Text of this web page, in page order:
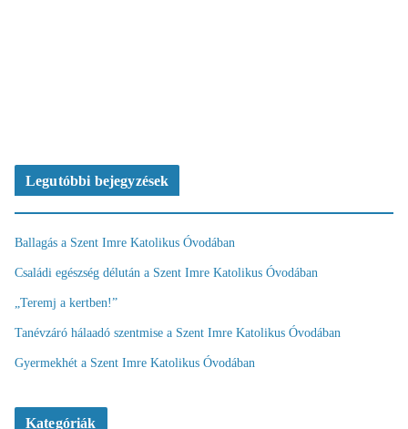
Legutóbbi bejegyzések
Ballagás a Szent Imre Katolikus Óvodában
Családi egészség délután a Szent Imre Katolikus Óvodában
„Teremj a kertben!”
Tanévzáró hálaadó szentmise a Szent Imre Katolikus Óvodában
Gyermekhét a Szent Imre Katolikus Óvodában
Kategóriák